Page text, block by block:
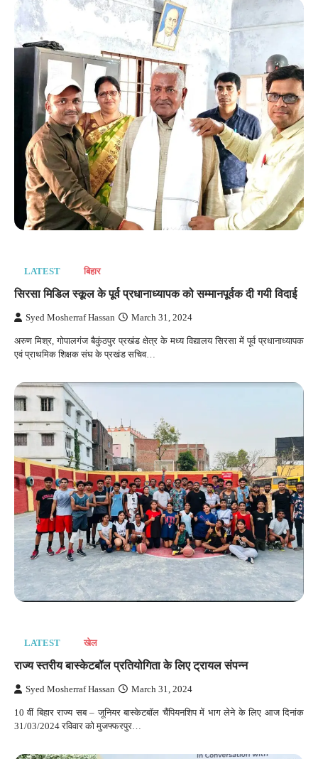
LATEST बिहार
सिरसा मिडिल स्कूल के पूर्व प्रधानाध्यापक को सम्मानपूर्वक दी गयी विदाई
Syed Mosherraf Hassan March 31, 2024
अरुण मिश्र, गोपालगंज बैकुंठपुर प्रखंड क्षेत्र के मध्य विद्यालय सिरसा में पूर्व प्रधानाध्यापक
एवं प्राथमिक शिक्षक संघ के प्रखंड सचिव…
LATEST खेल
राज्य स्तरीय बास्केटबॉल प्रतियोगिता के लिए ट्रायल संपन्न
Syed Mosherraf Hassan March 31, 2024
10 वीं बिहार राज्य सब – जूनियर बास्केटबॉल चैंपियनशिप में भाग लेने के लिए आज दिनांक
31/03/2024 रविवार को मुजफ्फरपुर…